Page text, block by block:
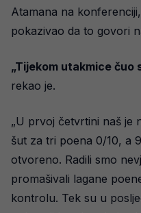
Atamana na
pokazivao da to govori
„Tijekom utakmice čuo
rekao je.
„U prvoj četvrtini naš je
šut za tri poena 0/10, a
otvoreno. Radili smo
promašivali lagane
kontrolu. Tek su u